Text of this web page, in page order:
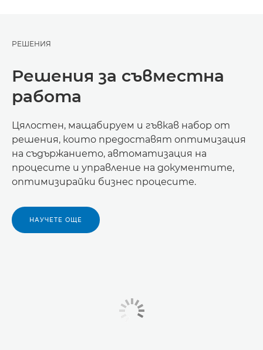
РЕШЕНИЯ
Решения за съвместна
работа
Цялостен, мащабируем и гъвкав набор от
решения, които предоставят оптимизация
на съдържанието, автоматизация на
процесите и управление на документите,
оптимизирайки бизнес процесите.
НАУЧЕТЕ ОЩЕ